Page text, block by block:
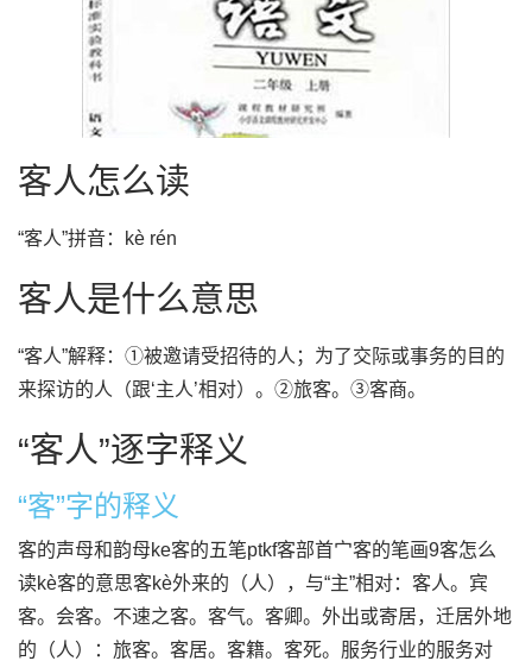
客人怎么读
“客人”拼音：kè rén
客人是什么意思
“客人”解释：①被邀请受招待的人；为了交际或事务的目的
来探访的人（跟‘主人’相对）。②旅客。③客商。
“客人”逐字释义
“客”字的释义
客的声母和韵母ke客的五笔ptkf客部首宀客的笔画9客怎么
读kè客的意思客kè外来的（人），与“主”相对：客人。宾
客。会客。不速之客。客气。客卿。外出或寄居，迁居外地
的（人）：旅客。客居。客籍。客死。服务行业的服务对